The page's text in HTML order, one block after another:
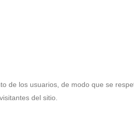
de los usuarios, de modo que se
del sitio.